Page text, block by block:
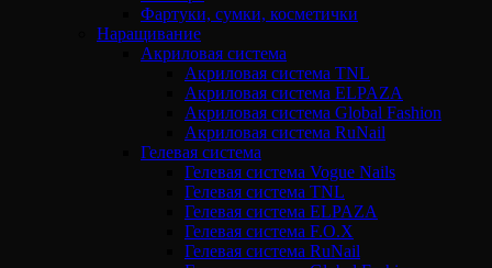
Фартуки, сумки, косметички
Наращивание
Акриловая система
Акриловая система TNL
Акриловая система ELPAZA
Акриловая система Global Fashion
Акриловая система RuNail
Гелевая система
Гелевая система Vogue Nails
Гелевая система TNL
Гелевая система ELPAZA
Гелевая система F.O.X
Гелевая система RuNail